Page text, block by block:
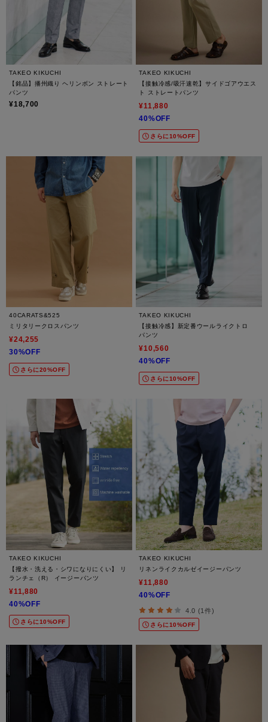
TAKEO KIKUCHI
【銘品】播州織り ヘリンボン ストレート
パンツ
¥18,700
TAKEO KIKUCHI
【接触冷感/吸汗速乾】サイドゴアウエス
ト ストレートパンツ
¥11,880
40%OFF
さらに10%OFF
40CARATS&525
ミリタリークロスパンツ
¥24,255
30%OFF
さらに20%OFF
TAKEO KIKUCHI
【接触冷感】新定番ウールライクトロ
パンツ
¥10,560
40%OFF
さらに10%OFF
TAKEO KIKUCHI
【撥水・洗える・シワになりにくい】 リ
ランチェ（R） イージーパンツ
¥11,880
40%OFF
さらに10%OFF
TAKEO KIKUCHI
リネンライクカルゼイージーパンツ
¥11,880
40%OFF
4.0 (1件)
さらに10%OFF